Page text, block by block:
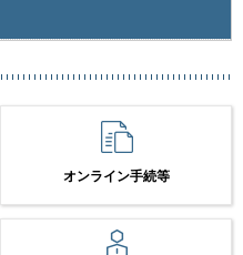
オンライン手続等